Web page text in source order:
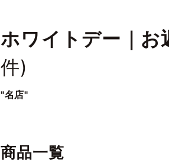
ホワイトデー｜お
件)
"名店"
商品一覧